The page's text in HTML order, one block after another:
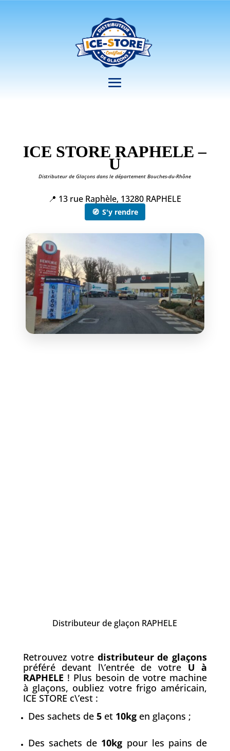
ICE STORE RAPHELE –
U
Distributeur de Glaçons dans le département Bouches-du-Rhône
📍 13 rue Raphèle, 13280 RAPHELE
🧭 S'y rendre
Distributeur de glaçon RAPHELE
Retrouvez votre distributeur de glaçons
préféré devant l\’entrée de votre U à
RAPHELE ! Plus besoin de votre machine
à glaçons, oubliez votre frigo américain,
ICE STORE c\’est :
Des sachets de 5et 10kgen glaçons ;
Des sachets de 10kg pour les pains de